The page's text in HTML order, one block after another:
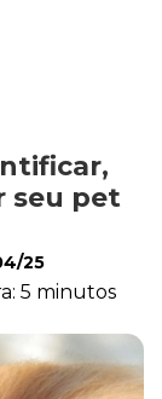
seu pet
25
5 minutos